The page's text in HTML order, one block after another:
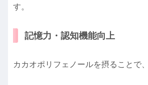
す。
記憶力・認知機能向上
カカオポリフェノールを摂ることで、